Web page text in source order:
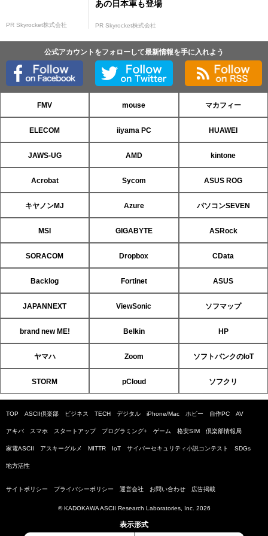
PR Skyrocket株式会社
あの日本車も登場
PR Skyrocket株式会社
公式アカウントをフォローして最新情報を手に入れよう
FMV mouse マカフィー
ELECOM iiyama PC HUAWEI
JAWS-UG AMD kintone
Acrobat Sycom ASUS ROG
キヤノンMJ Azure パソコンSEVEN
MSI GIGABYTE ASRock
SORACOM Dropbox CData
Backlog Fortinet ASUS
JAPANNEXT ViewSonic ソフマップ
brand new ME! Belkin HP
ヤマハ Zoom ソフトバンクのIoT
STORM pCloud ソフクリ
TOP ASCII倶楽部 ビジネス TECH デジタル iPhone/Mac ホビー 自作PC AV
アキバ スマホ スタートアップ プログラミング+ ゲーム 格安SIM 倶楽部情報局
家電ASCII アスキーグルメ MITTR IoT サイバーセキュリティ小説コンテスト SDGs
地方活性
サイトポリシー プライバシーポリシー 運営会社 お問い合わせ 広告掲載
© KADOKAWA ASCII Research Laboratories, Inc. 2026
表示形式